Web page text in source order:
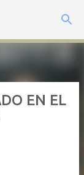
EN EL